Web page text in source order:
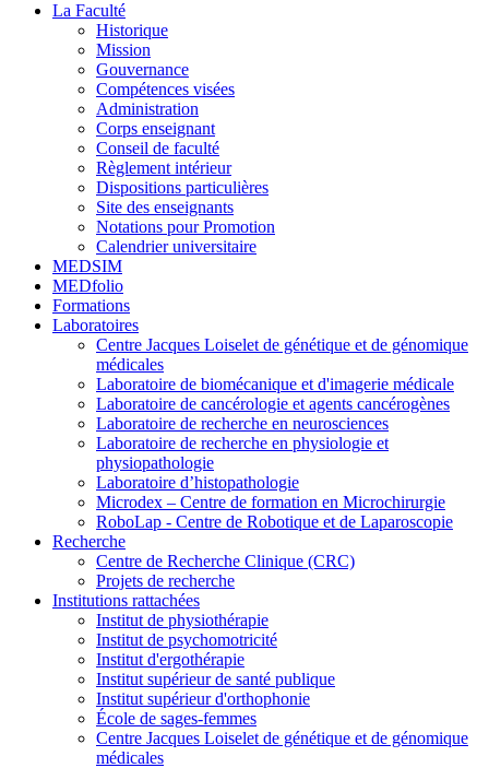
La Faculté
Historique
Mission
Gouvernance
Compétences visées
Administration
Corps enseignant
Conseil de faculté
Règlement intérieur
Dispositions particulières
Site des enseignants
Notations pour Promotion
Calendrier universitaire
MEDSIM
MEDfolio
Formations
Laboratoires
Centre Jacques Loiselet de génétique et de génomique
médicales
Laboratoire de biomécanique et d'imagerie médicale
Laboratoire de cancérologie et agents cancérogènes
Laboratoire de recherche en neurosciences
Laboratoire de recherche en physiologie et
physiopathologie
Laboratoire d’histopathologie
Microdex – Centre de formation en Microchirurgie
RoboLap - Centre de Robotique et de Laparoscopie
Recherche
Centre de Recherche Clinique (CRC)
Projets de recherche
Institutions rattachées
Institut de physiothérapie
Institut de psychomotricité
Institut d'ergothérapie
Institut supérieur de santé publique
Institut supérieur d'orthophonie
École de sages-femmes
Centre Jacques Loiselet de génétique et de génomique
médicales